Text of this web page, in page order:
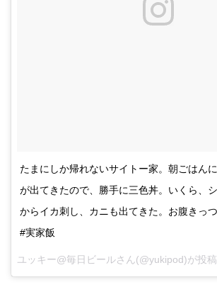
たまにしか帰れないサイトー家。朝ごはん
が出てきたので、勝手に三色丼。いくら、
からイカ刺し、カニも出てきた。お腹きっ
#実家飯
ユッキー@毎日ビールさん(@yukipod)が投